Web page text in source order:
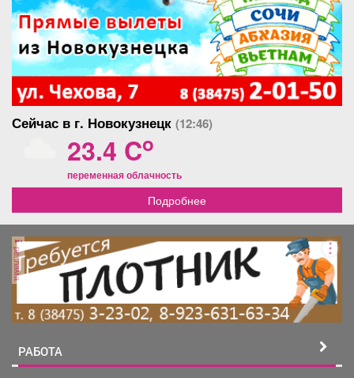
Сейчас в г. Новокузнецк (12:46)
23.4 Co
переменная облачность
Подробнее
реклама
РАБОТА